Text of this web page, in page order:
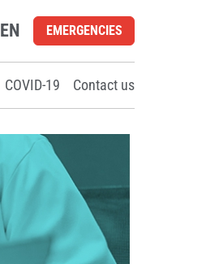
EN EMERGENCIES
COVID-19 Contact us